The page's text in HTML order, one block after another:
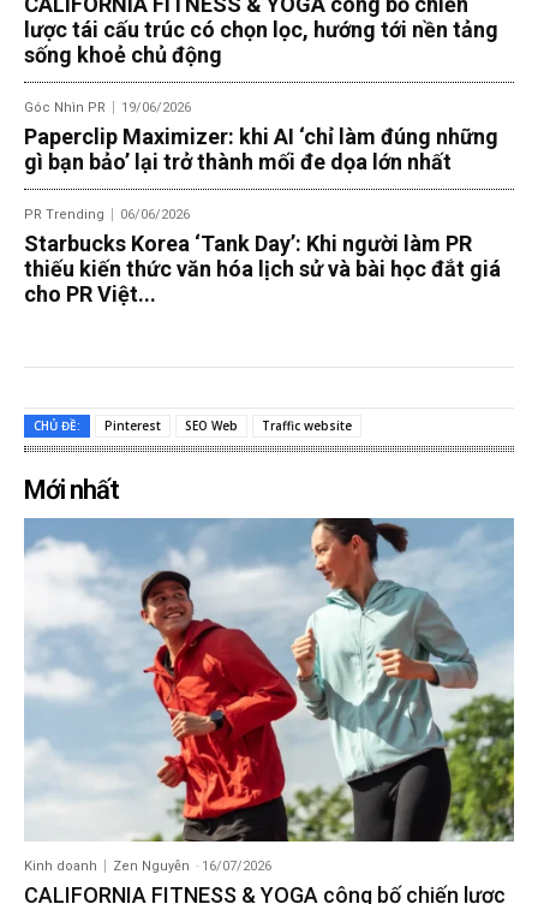
lược tái cấu trúc có chọn lọc, hướng tới nền tảng
sống khoẻ chủ động
Góc Nhìn PR 19/06/2026
Paperclip Maximizer: khi AI ‘chỉ làm đúng những
gì bạn bảo’ lại trở thành mối đe dọa lớn nhất
PR Trending 06/06/2026
Starbucks Korea ‘Tank Day’: Khi người làm PR
thiếu kiến thức văn hóa lịch sử và bài học đắt giá
cho PR Việt...
CHỦ ĐỀ: Pinterest SEO Web Traffic website
Mới nhất
Kinh doanh Zen Nguyễn - 16/07/2026
CALIFORNIA FITNESS & YOGA công bố chiến lược